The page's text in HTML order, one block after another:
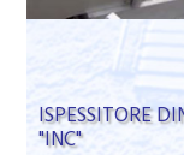
ISPESSITORE
"INC"